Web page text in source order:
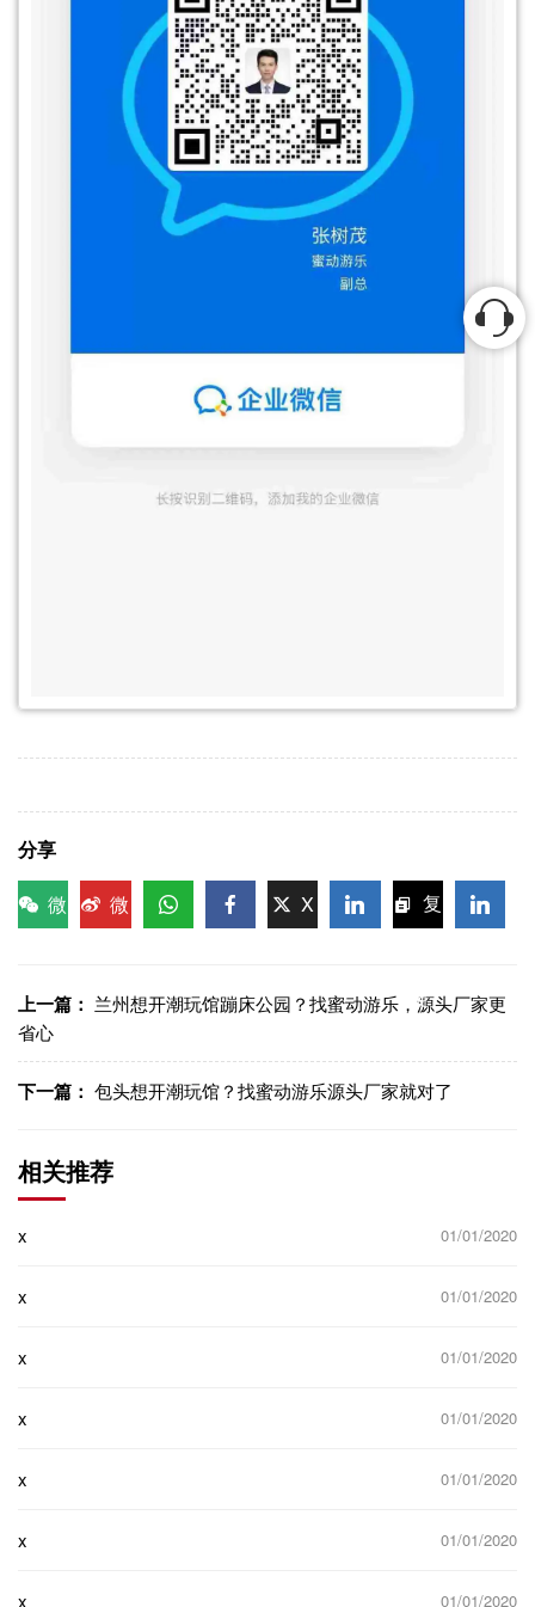
分享
微
微
X
复
接
上一篇： 兰州想开潮玩馆蹦床公园？找蜜动游乐，源头厂家更
省心
下一篇： 包头想开潮玩馆？找蜜动游乐源头厂家就对了
相关推荐
x 01/01/2020
x 01/01/2020
x 01/01/2020
x 01/01/2020
x 01/01/2020
x 01/01/2020
x 01/01/2020